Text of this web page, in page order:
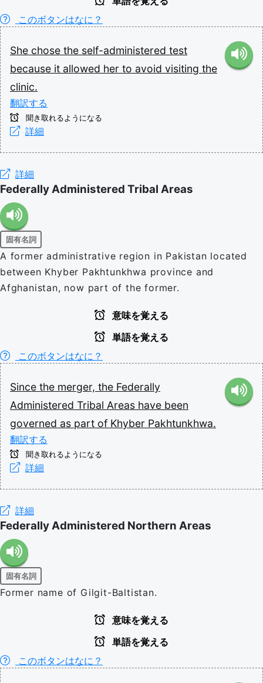
このボタンはなに？
She chose the self-administered test
because it allowed her to avoid visiting the
clinic.
翻訳する
聞き取れるようになる
詳細
詳細
Federally Administered Tribal Areas
固有名詞
A former administrative region in Pakistan located
between Khyber Pakhtunkhwa province and
Afghanistan, now part of the former.
意味を覚える
単語を覚える
このボタンはなに？
Since the merger, the Federally
Administered Tribal Areas have been
governed as part of Khyber Pakhtunkhwa.
翻訳する
聞き取れるようになる
詳細
詳細
Federally Administered Northern Areas
固有名詞
Former name of Gilgit-Baltistan.
意味を覚える
単語を覚える
このボタンはなに？